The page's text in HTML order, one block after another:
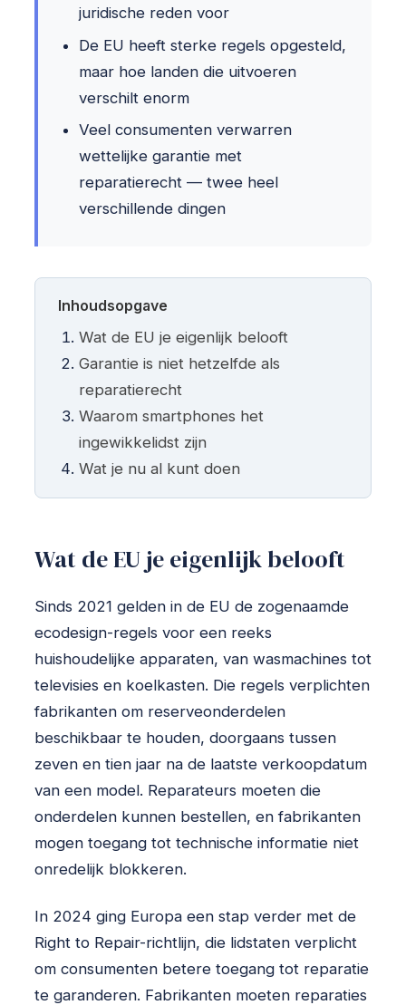
juridische reden voor
De EU heeft sterke regels opgesteld,
maar hoe landen die uitvoeren
verschilt enorm
Veel consumenten verwarren
wettelijke garantie met
reparatierecht — twee heel
verschillende dingen
Inhoudsopgave
Wat de EU je eigenlijk belooft
Garantie is niet hetzelfde als
reparatierecht
Waarom smartphones het
ingewikkelidst zijn
Wat je nu al kunt doen
Wat de EU je eigenlijk belooft
Sinds 2021 gelden in de EU de zogenaamde
ecodesign-regels voor een reeks
huishoudelijke apparaten, van wasmachines tot
televisies en koelkasten. Die regels verplichten
fabrikanten om reserveonderdelen
beschikbaar te houden, doorgaans tussen
zeven en tien jaar na de laatste verkoopdatum
van een model. Reparateurs moeten die
onderdelen kunnen bestellen, en fabrikanten
mogen toegang tot technische informatie niet
onredelijk blokkeren.
In 2024 ging Europa een stap verder met de
Right to Repair-richtlijn, die lidstaten verplicht
om consumenten betere toegang tot reparatie
te garanderen. Fabrikanten moeten reparaties